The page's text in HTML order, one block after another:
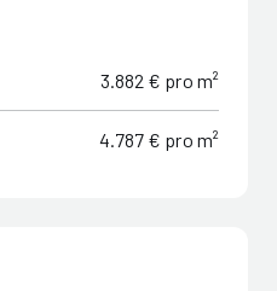
3.882 € pro m²
4.787 € pro m²